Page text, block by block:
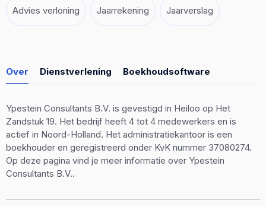
Advies verloning Jaarrekening Jaarverslag
Over Dienstverlening Boekhoudsoftware
Ypestein Consultants B.V. is gevestigd in Heiloo op Het
Zandstuk 19. Het bedrijf heeft 4 tot 4 medewerkers en is
actief in Noord-Holland. Het administratiekantoor is een
boekhouder en geregistreerd onder KvK nummer 37080274.
Op deze pagina vind je meer informatie over Ypestein
Consultants B.V..